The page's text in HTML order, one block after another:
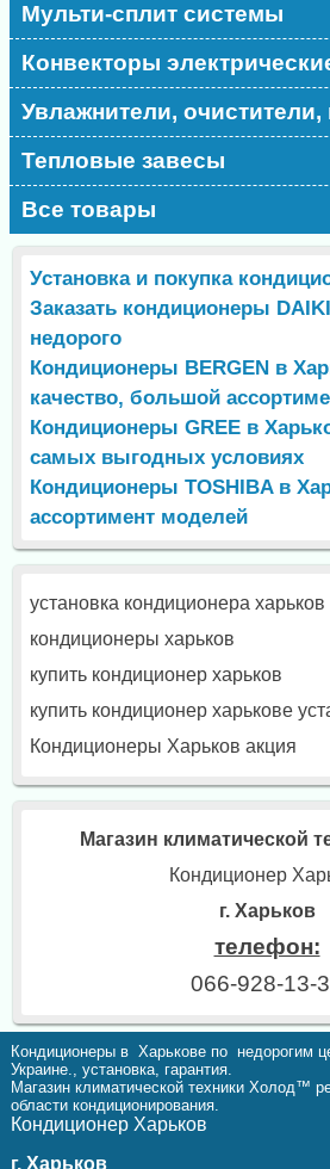
Мульти-сплит системы
Конвекторы
Увлажнители,
Тепловые завесы
Все товары
Установка и покупка
Заказать кондиционеры
недорого
Кондиционеры BERGEN в
качество, большой
Кондиционеры GREE в
самых выгодных условиях
Кондиционеры TOSHIBA в
ассортимент моделей
установка кондиционера харьков
кондиционеры харьков
купить кондиционер харьков
купить кондиционер харькове
Кондиционеры Харьков акция
Магазин климатической
Кондиционер
г. Харьков
телефон:
066-928-13-
Кондиционеры в Харькове по недорогим
Украине., установка, гарантия.
Магазин климатической техники Холод™
области кондиционирования.
Кондиционер Харьков
г. Харьков